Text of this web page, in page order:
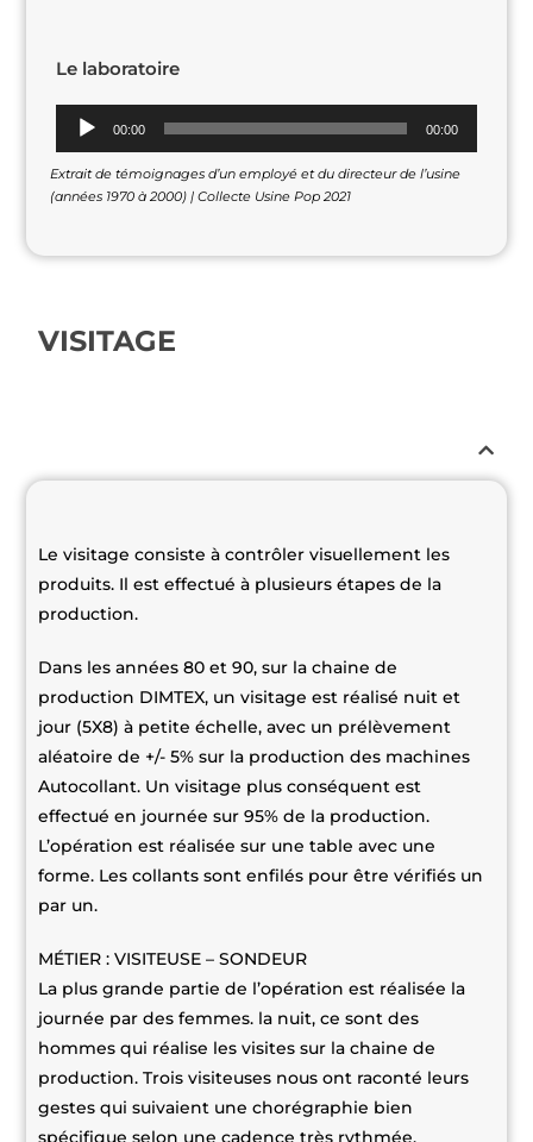
Le laboratoire
Lecteur
audio
00:00 00:00
Extrait de témoignages d’un employé et du directeur de l’usine
(années 1970 à 2000) | Collecte Usine Pop 2021
VISITAGE
Le visitage consiste à contrôler visuellement les
produits. Il est effectué à plusieurs étapes de la
production.
Dans les années 80 et 90, sur la chaine de
production DIMTEX, un visitage est réalisé nuit et
jour (5X8) à petite échelle, avec un prélèvement
aléatoire de +/- 5% sur la production des machines
Autocollant. Un visitage plus conséquent est
effectué en journée sur 95% de la production.
L’opération est réalisée sur une table avec une
forme. Les collants sont enfilés pour être vérifiés un
par un.
MÉTIER : VISITEUSE – SONDEUR
La plus grande partie de l’opération est réalisée la
journée par des femmes. la nuit, ce sont des
hommes qui réalise les visites sur la chaine de
production. Trois visiteuses nous ont raconté leurs
gestes qui suivaient une chorégraphie bien
spécifique selon une cadence très rythmée.